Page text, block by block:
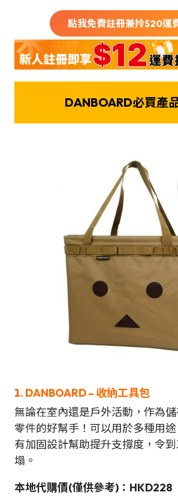
點我免費註冊兼拎$20運
DANBOARD必買產
1. DANBOARD – 收納工具包
無論在室內還是戶外活動，作為儲
零件的好幫手！可以用於多種用
有加固設計幫助提升支撐度，令
塌。
本地代購價(僅供參考)：HKD228